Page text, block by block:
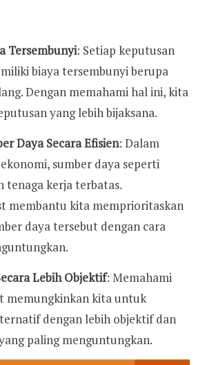
Tersembunyi: Setiap keputusan
biaya tersembunyi berupa
Dengan memahami hal ini, kita
yang lebih bijaksana.
Daya Secara Efisien: Dalam
sumber daya seperti
tenaga kerja terbatas.
membantu kita memprioritaskan
daya tersebut dengan cara
Lebih Objektif: Memahami
memungkinkan kita untuk
dengan lebih objektif dan
paling menguntungkan.